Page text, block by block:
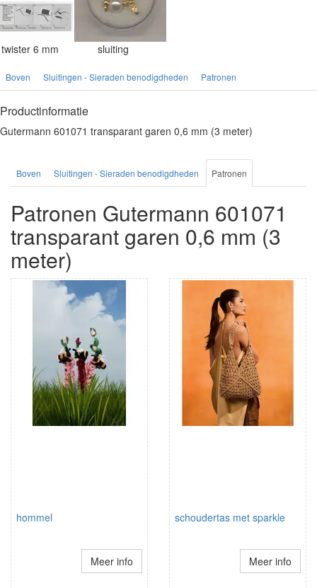
twister 6 mm sluiting
Boven Sluitingen - Sieraden benodigdheden Patronen
Productinformatie
Gutermann 601071 transparant garen 0,6 mm (3 meter)
Boven Sluitingen - Sieraden benodigdheden Patronen
Patronen Gutermann 601071
transparant garen 0,6 mm (3
meter)
hommel
Meer info
schoudertas met sparkle
Meer info